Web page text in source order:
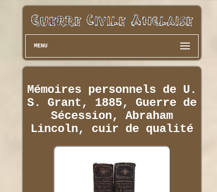
MENU
Mémoires personnels de U.
S. Grant, 1885, Guerre de
Sécession, Abraham
Lincoln, cuir de qualité